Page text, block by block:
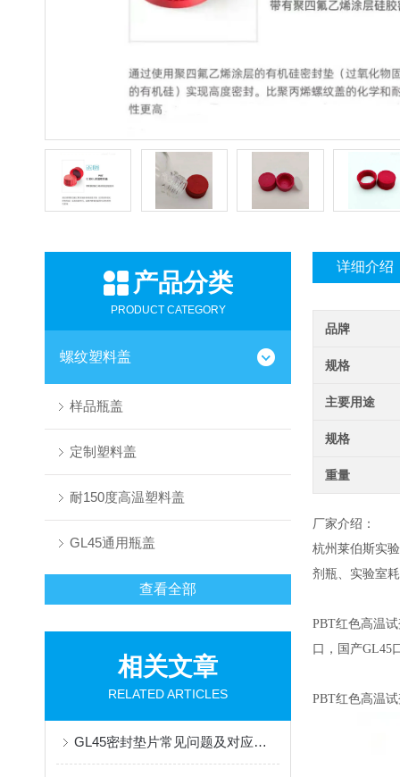
产品分类
PRODUCT CATEGORY
螺纹塑料盖
样品瓶盖
定制塑料盖
耐150度高温塑料盖
GL45通用瓶盖
查看全部
相关文章
RELATED ARTICLES
GL45密封垫片常见问题及对应解决办法大公开
详细介绍
品牌
规格
主要用途
规格
重量
厂家介绍：
杭州莱伯斯实
剂瓶、实验室
PBT红色高温
口，国产GL45
PBT红色高温